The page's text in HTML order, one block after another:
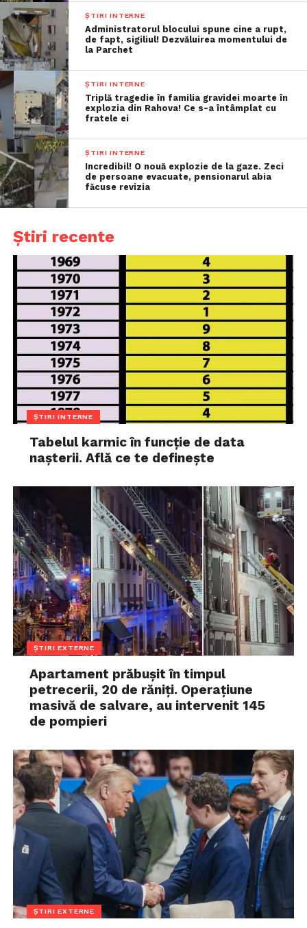
ȘTIRI INTERNE
Administratorul blocului spune cine a rupt,
de fapt, sigiliul! Dezvăluirea momentului de
la Parchet
ȘTIRI INTERNE
Triplă tragedie în familia gravidei moarte în
explozia din Rahova! Ce s-a întâmplat cu
fratele ei
ȘTIRI INTERNE
Incredibil! O nouă explozie de la gaze. Zeci
de persoane evacuate, pensionarul abia
făcuse revizia
Știri recente
ȘTIRI INTERNE
Tabelul karmic în funcție de data
nașterii. Află ce te definește
ȘTIRI EXTERNE
Apartament prăbușit în timpul
petrecerii, 20 de răniți. Operațiune
masivă de salvare, au intervenit 145
de pompieri
ȘTIRI EXTERNE